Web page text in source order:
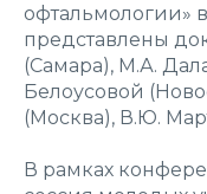
офтальмологии»
представлены
(Самара), М.А.
Белоусовой
(Москва), В.Ю.
В рамках